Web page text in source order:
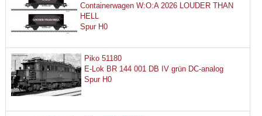
Containerwagen W:O:A 2026 LOUDER THAN
HELL
Spur H0
Piko 51180
E-Lok BR 144 001 DB IV grün DC-analog
Spur H0